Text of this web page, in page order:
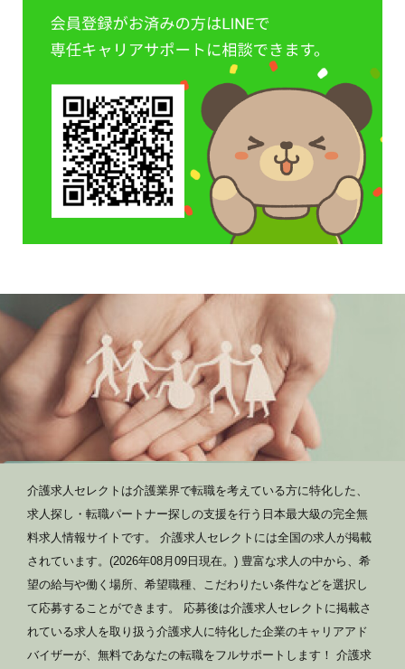
介護求人セレクトは介護業界で転職を考えている方に特化した、
求人探し・転職パートナー探しの支援を行う日本最大級の完全無
料求人情報サイトです。 介護求人セレクトには全国の求人が掲載
されています。(2026年08月09日現在。) 豊富な求人の中から、希
望の給与や働く場所、希望職種、こだわりたい条件などを選択し
て応募することができます。 応募後は介護求人セレクトに掲載さ
れている求人を取り扱う介護求人に特化した企業のキャリアアド
バイザーが、無料であなたの転職をフルサポートします！ 介護求